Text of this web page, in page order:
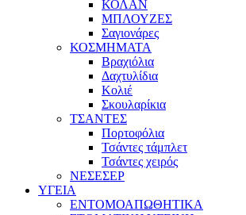
ΚΟΛΑΝ
ΜΠΛΟΥΖΕΣ
Σαγιονάρες
ΚΟΣΜΗΜΑΤΑ
Βραχιόλια
Δαχτυλίδια
Κολιέ
Σκουλαρίκια
ΤΣΑΝΤΕΣ
Πορτοφόλια
Τσάντες τάμπλετ
Τσάντες χειρός
ΝΕΣΕΣΕΡ
ΥΓΕΙΑ
ΕΝΤΟΜΟΑΠΩΘΗΤΙΚΑ